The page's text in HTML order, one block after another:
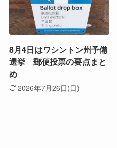
8月4日はワシントン州予備
選挙 郵便投票の要点まと
め
2026年7月26日(日)